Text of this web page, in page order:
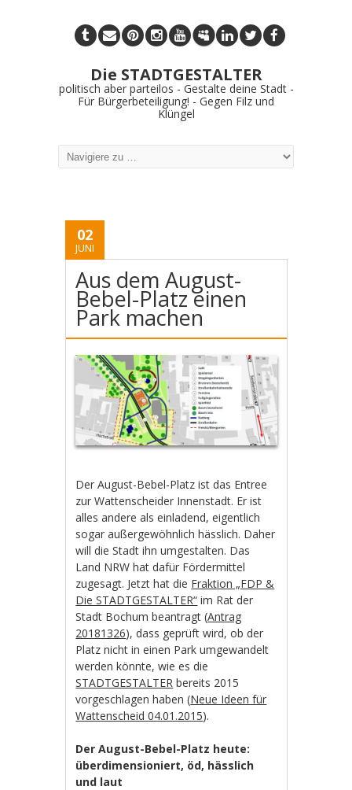
Die STADTGESTALTER
politisch aber parteilos - Gestalte deine Stadt -
Für Bürgerbeteiligung! - Gegen Filz und
Klüngel
02
JUNI
Aus dem August-
Bebel-Platz einen
Park machen
Der August-Bebel-Platz ist das Entree
zur Wattenscheider Innenstadt. Er ist
alles andere als einladend, eigentlich
sogar außergewöhnlich hässlich. Daher
will die Stadt ihn umgestalten. Das
Land NRW hat dafür Fördermittel
zugesagt. Jetzt hat die Fraktion „FDP &
Die STADTGESTALTER“ im Rat der
Stadt Bochum beantragt (Antrag
20181326), dass geprüft wird, ob der
Platz nicht in einen Park umgewandelt
werden könnte, wie es die
STADTGESTALTER bereits 2015
vorgeschlagen haben (Neue Ideen für
Wattenscheid 04.01.2015).
Der August-Bebel-Platz heute:
überdimensioniert, öd, hässlich
und laut